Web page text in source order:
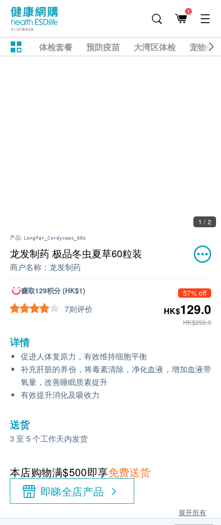
1
体检套餐 预防疫苗 大湾区体检 宠物健
2 / 2
产品: Longfar_Cordyceps_60s
龙发制药 极品冬虫夏草60粒装
商户名称： 龙发制药
赚取129积分 (HK$1)
7则评价
57% off
HK$129.0
HK$299.0
详情
促进人体复原力，有效维持细胞平衡
补充肝脏的养份，将毒素清除，净化血液，增加血液带
氧量，改善睡眠质素提升
有效提升消化及吸收力
送货
3 至 5 个工作天内发货
本店购物满$500即享免费送货
即睇全店产品
展开所有